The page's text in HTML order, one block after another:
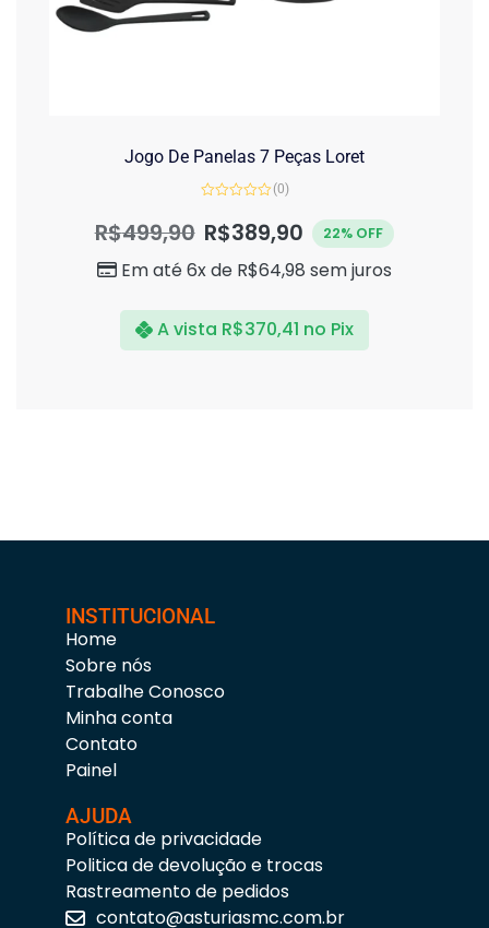
Jogo De Panelas 7 Peças Loret
de
(0)
R$499,90 R$389,90 22% OFF
Em até 6x de R$64,98 sem juros
A vista R$370,41 no Pix
INSTITUCIONAL
Home
Sobre nós
Trabalhe Conosco
Minha conta
Contato
Painel
AJUDA
Política de privacidade
Politica de devolução e trocas
Rastreamento de pedidos
contato@asturiasmc.com.br